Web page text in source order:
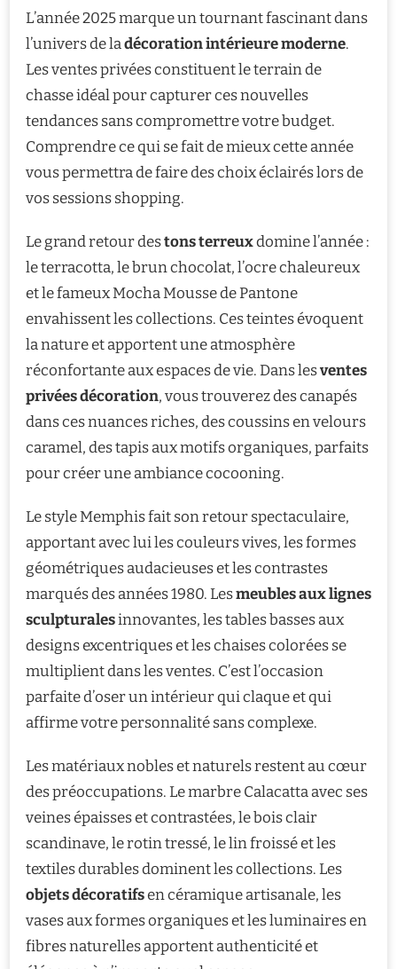
L’année 2025 marque un tournant fascinant dans
l’univers de ladécoration intérieure moderne.
Les ventes privées constituent le terrain de
chasse idéal pour capturer ces nouvelles
tendances sans compromettre votre budget.
Comprendre ce qui se fait de mieux cette année
vous permettra de faire des choix éclairés lors de
vos sessions shopping.
Le grand retour destons terreuxdomine l’année :
le terracotta, le brun chocolat, l’ocre chaleureux
et le fameux Mocha Mousse de Pantone
envahissent les collections. Ces teintes évoquent
la nature et apportent une atmosphère
réconfortante aux espaces de vie. Dans lesventes
privées décoration, vous trouverez des canapés
dans ces nuances riches, des coussins en velours
caramel, des tapis aux motifs organiques, parfaits
pour créer une ambiance cocooning.
Le style Memphis fait son retour spectaculaire,
apportant avec lui les couleurs vives, les formes
géométriques audacieuses et les contrastes
marqués des années 1980. Lesmeubles aux lignes
sculpturalesinnovantes, les tables basses aux
designs excentriques et les chaises colorées se
multiplient dans les ventes. C’est l’occasion
parfaite d’oser un intérieur qui claque et qui
affirme votre personnalité sans complexe.
Les matériaux nobles et naturels restent au cœur
des préoccupations. Le marbre Calacatta avec ses
veines épaisses et contrastées, le bois clair
scandinave, le rotin tressé, le lin froissé et les
textiles durables dominent les collections. Les
objets décoratifsen céramique artisanale, les
vases aux formes organiques et les luminaires en
fibres naturelles apportent authenticité et